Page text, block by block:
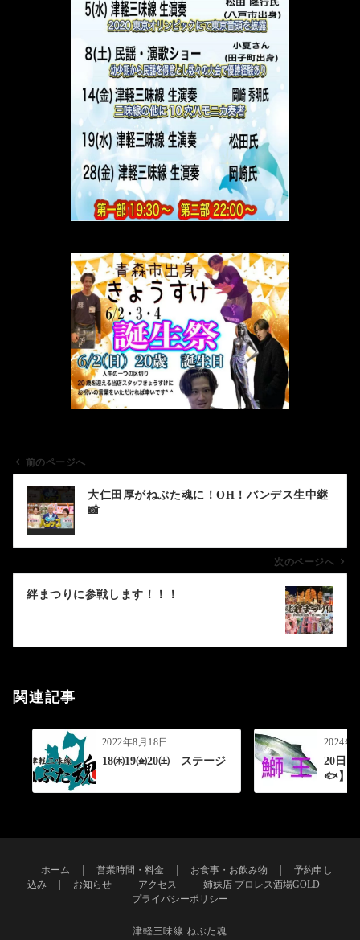
ン
前のページへ
大仁田厚がねぶた魂に！OH！バンデス生中継
📸
次のページへ
絆まつりに参戦します！！！
関連記事
2022年8月18日
18㈭19㈮20㈯ ステージ
2024年
20日
🐟️】
ホーム 営業時間・料金 お食事・お飲み物
予約申し
込み
お知らせ アクセス
姉妹店 プロレス酒場GOLD
プライバシーポリシー
津軽三味線 ねぶた魂